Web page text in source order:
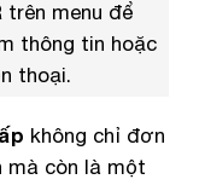
trên menu để
thông tin hoặc
thoại.
không chỉ đơn
mà còn là một